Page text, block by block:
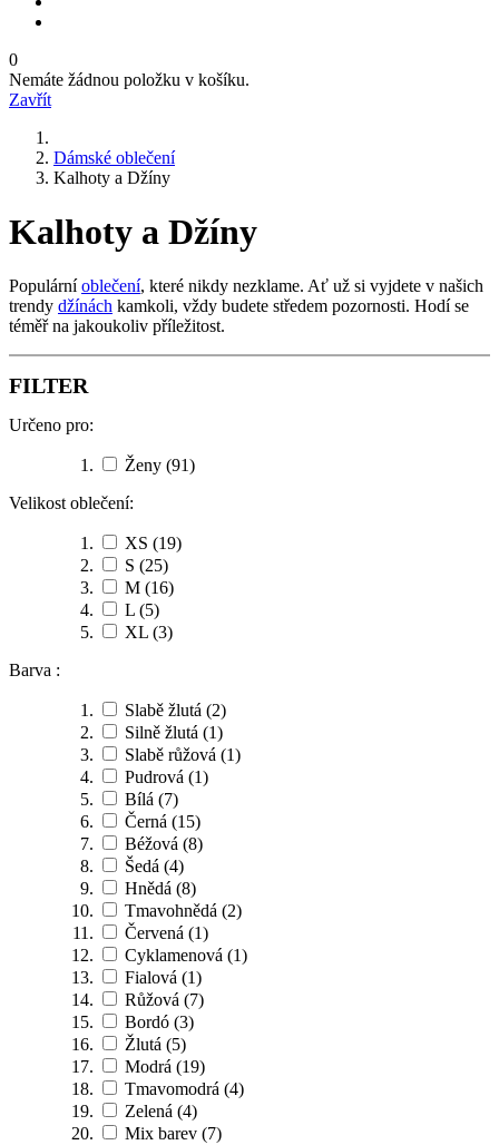
0
Nemáte žádnou položku v košíku.
Zavřít
Dámské oblečení
Kalhoty a Džíny
Kalhoty a Džíny
Populárníoblečení, které nikdy nezklame. Ať už si vyjdete v našich
trendy džínách kamkoli, vždy budete středem pozornosti. Hodí se
téměř na jakoukoliv příležitost.
FILTER
Určeno pro:
Ženy (91)
Velikost oblečení:
XS (19)
S (25)
M (16)
L (5)
XL (3)
Barva :
Slabě žlutá (2)
Silně žlutá (1)
Slabě růžová (1)
Pudrová (1)
Bílá (7)
Černá (15)
Béžová (8)
Šedá (4)
Hnědá (8)
Tmavohnědá (2)
Červená (1)
Cyklamenová (1)
Fialová (1)
Růžová (7)
Bordó (3)
Žlutá (5)
Modrá (19)
Tmavomodrá (4)
Zelená (4)
Mix barev (7)